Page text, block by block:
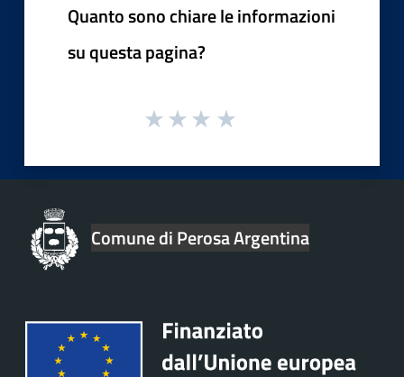
Quanto sono chiare le informazioni
su questa pagina?
Comune di Perosa Argentina